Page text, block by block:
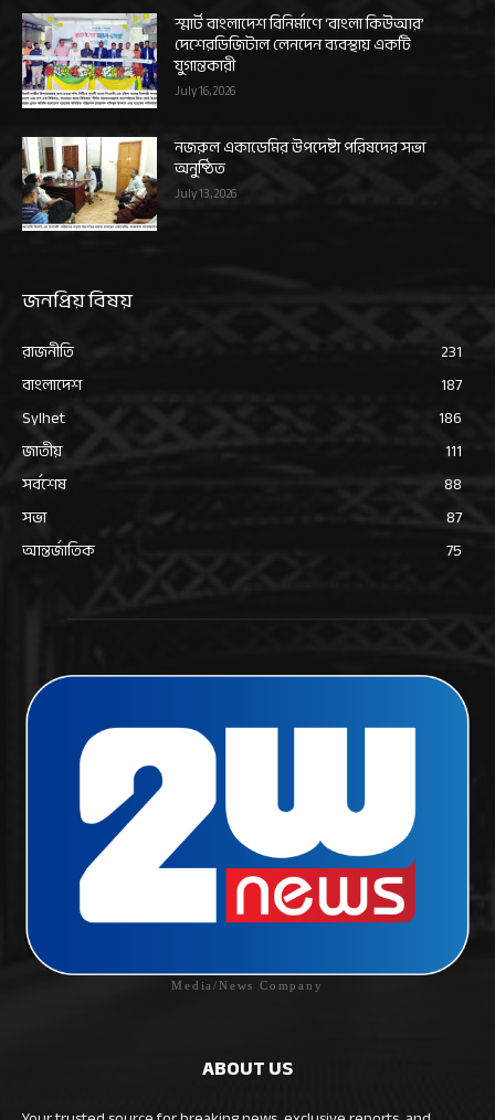
স্মার্ট বাংলাদেশ বিনির্মাণে ‘বাংলা কিউআর’
দেশেরডিজিটাল লেনদেন ব্যবস্থায় একটি
যুগান্তকারী
July 16, 2026
নজরুল একাডেমির উপদেষ্টা পরিষদের সভা
অনুষ্ঠিত
July 13, 2026
জনপ্রিয় বিষয়
রাজনীতি
231
বাংলাদেশ
187
Sylhet
186
জাতীয়
111
সর্বশেষ
88
সভা
87
আন্তর্জাতিক
75
Media/News Company
ABOUT US